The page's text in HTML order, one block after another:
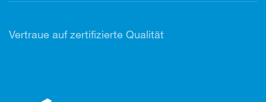
Vertraue auf zertifizierte Qualität